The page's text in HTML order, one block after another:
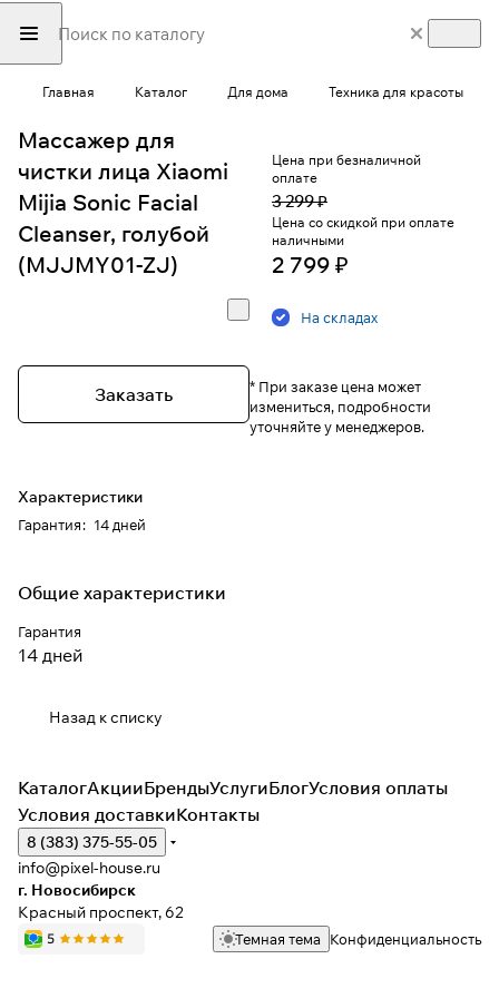
Главная Каталог Для дома Техника для красоты
Массажер для
чистки лица Xiaomi
Mijia Sonic Facial
Cleanser, голубой
(MJJMY01-ZJ)
Заказать
Характеристики
Гарантия: 14 дней
Цена при безналичной
оплате
3 299 ₽
Цена со скидкой при оплате
наличными
2 799 ₽
На складах
* При заказе цена может
измениться, подробности
уточняйте у менеджеров.
Общие характеристики
Гарантия
14 дней
Назад к списку
КаталогАкцииБрендыУслугиБлогУсловия оплаты
Условия доставкиКонтакты
8 (383) 375-55-05
info@pixel-house.ru
г. Новосибирск
Красный проспект, 62
Темная тема Конфиденциальность